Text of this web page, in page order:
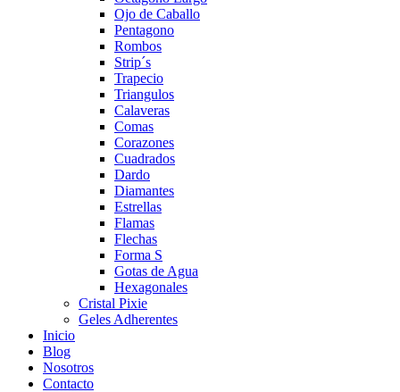
Ojo de Caballo
Pentagono
Rombos
Strip´s
Trapecio
Triangulos
Calaveras
Comas
Corazones
Cuadrados
Dardo
Diamantes
Estrellas
Flamas
Flechas
Forma S
Gotas de Agua
Hexagonales
Cristal Pixie
Geles Adherentes
Inicio
Blog
Nosotros
Contacto